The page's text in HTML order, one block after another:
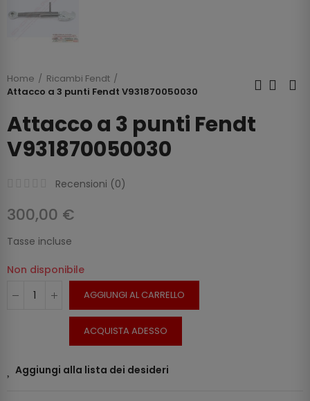
Home
Ricambi Fendt
Attacco a 3 punti Fendt V931870050030
Attacco a 3 punti Fendt
V931870050030
Recensioni (0)
300,00 €
Tasse incluse
Non disponibile
AGGIUNGI AL CARRELLO
ACQUISTA ADESSO
Aggiungi alla lista dei desideri